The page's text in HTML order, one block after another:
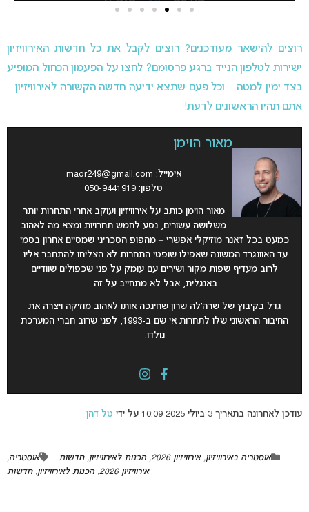
רוצים להישאר מעודכנים? רוצים לקבל את כל חדשות האירוויזיון
ישירות לטלפון הנייד ברגע פרסומם? לחצו על הפעמון הכחול המופיע
בצד ימין למטה – וכל פעם שתצא ידיעה חדשה הקשורה לאירוויזיון –
אתם תהיו הראשונים לדעת!
מאור הוימן
אימייל: maor249@gmail.com
טלפון: 050-9441919
מאור הוימן כותב על אירוויזיון ועוקב אחרי התחרות יותר
משלושה עשורים, נסע לחמש תחרויות ומצא מה לאהוב
כמעט בכל ז’אנר מוזיקלי אפשרי – מהפופ הסכריני שמסיים אחרון בסמי
עד האוונגרד המשונה שאפילו שופטי התחרות לא הצליחו להתחבר אליו.
לרוב מעדיף שפות מקור ושירים עם עומק על פני שכפולים שוודיים
באנגלית, אבל לא מתחייב על זה.
גדל בקיבוץ של שרה’לה שרון שחינכה אותו לאהוב מוזיקה ויצרה את
החיבור הראשוני שלו לתחרות אי שם ב-1993, לפני שרוב חברי המערכת
נולדו.
עודכן לאחרונה בתאריך 3 ביולי 2025 10:09 על ידי טל דהן
אוסטריה באירוויזיון,אירוויזיון 2026 ,הכנות לאירוויזיון,חדשות אוסטריה,
אירוויזיון 2026
,הכנות לאירוויזיון,חדשות